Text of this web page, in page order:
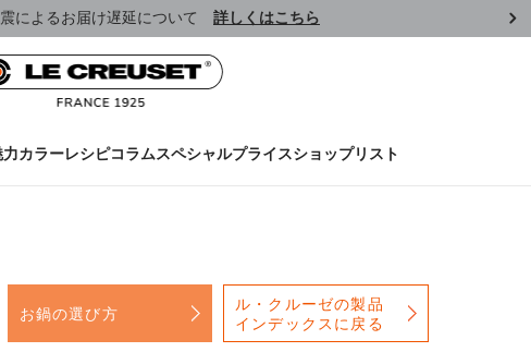
によるお届け遅延について 詳しくはこちら
カラーレシピコラムスペシャルプライスショップリスト
お鍋の選び方
ル・クルーゼの製品
インデックスに戻る